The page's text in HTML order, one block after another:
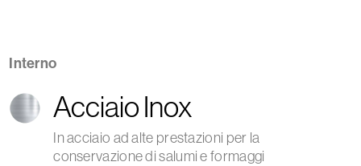
Interno
Acciaio Inox
In acciaio ad alte prestazioni per la
conservazione di salumi e formaggi